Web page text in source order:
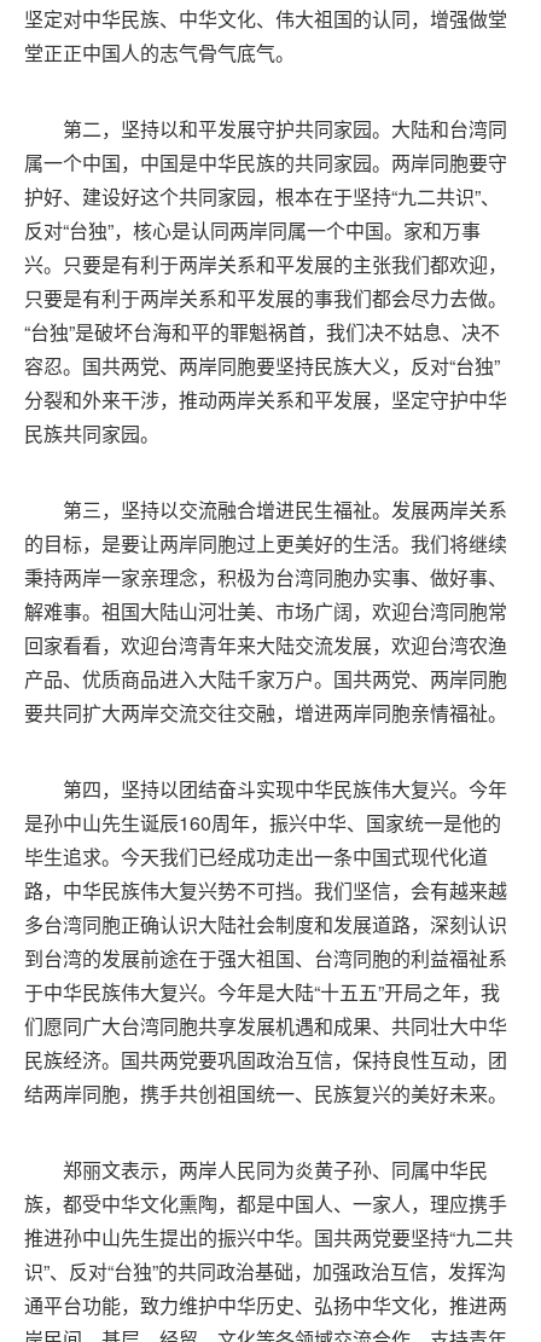
坚定对中华民族、中华文化、伟大祖国的认同，增强做堂
堂正正中国人的志气骨气底气。
第二，坚持以和平发展守护共同家园。大陆和台湾同
属一个中国，中国是中华民族的共同家园。两岸同胞要守
护好、建设好这个共同家园，根本在于坚持“九二共识”、
反对“台独”，核心是认同两岸同属一个中国。家和万事
兴。只要是有利于两岸关系和平发展的主张我们都欢迎，
只要是有利于两岸关系和平发展的事我们都会尽力去做。
“台独”是破坏台海和平的罪魁祸首，我们决不姑息、决不
容忍。国共两党、两岸同胞要坚持民族大义，反对“台独”
分裂和外来干涉，推动两岸关系和平发展，坚定守护中华
民族共同家园。
第三，坚持以交流融合增进民生福祉。发展两岸关系
的目标，是要让两岸同胞过上更美好的生活。我们将继续
秉持两岸一家亲理念，积极为台湾同胞办实事、做好事、
解难事。祖国大陆山河壮美、市场广阔，欢迎台湾同胞常
回家看看，欢迎台湾青年来大陆交流发展，欢迎台湾农渔
产品、优质商品进入大陆千家万户。国共两党、两岸同胞
要共同扩大两岸交流交往交融，增进两岸同胞亲情福祉。
第四，坚持以团结奋斗实现中华民族伟大复兴。今年
是孙中山先生诞辰160周年，振兴中华、国家统一是他的
毕生追求。今天我们已经成功走出一条中国式现代化道
路，中华民族伟大复兴势不可挡。我们坚信，会有越来越
多台湾同胞正确认识大陆社会制度和发展道路，深刻认识
到台湾的发展前途在于强大祖国、台湾同胞的利益福祉系
于中华民族伟大复兴。今年是大陆“十五五”开局之年，我
们愿同广大台湾同胞共享发展机遇和成果、共同壮大中华
民族经济。国共两党要巩固政治互信，保持良性互动，团
结两岸同胞，携手共创祖国统一、民族复兴的美好未来。
郑丽文表示，两岸人民同为炎黄子孙、同属中华民
族，都受中华文化熏陶，都是中国人、一家人，理应携手
推进孙中山先生提出的振兴中华。国共两党要坚持“九二共
识”、反对“台独”的共同政治基础，加强政治互信，发挥沟
通平台功能，致力维护中华历史、弘扬中华文化，推进两